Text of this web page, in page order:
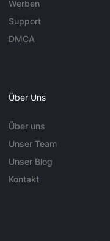
Werben
Support
DMCA
Über Uns
Über uns
Unser Team
Unser Blog
Kontakt